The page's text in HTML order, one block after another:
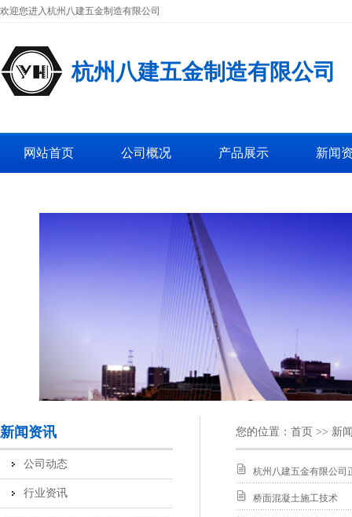
欢迎您进入杭州八建五金制造有限公司
杭州八建五金制造有限公司
网站首页 公司概况 产品展示 新闻
新闻资讯
公司动态
行业资讯
您的位置： 首页 >> 新
杭州八建五金有限公司
桥面混凝土施工技术